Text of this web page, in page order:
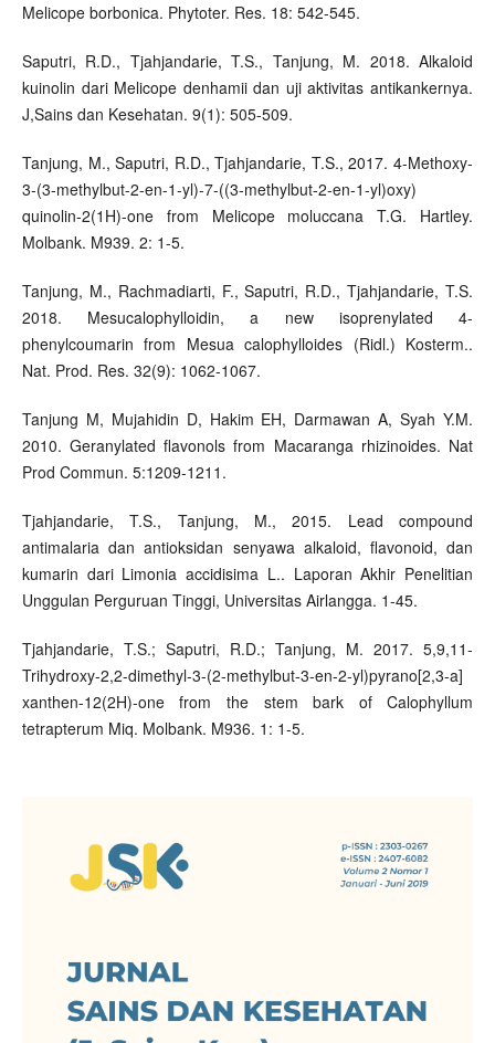
Melicope borbonica. Phytoter. Res. 18: 542-545.
Saputri, R.D., Tjahjandarie, T.S., Tanjung, M. 2018. Alkaloid
kuinolin dari Melicope denhamii dan uji aktivitas antikankernya.
J,Sains dan Kesehatan. 9(1): 505-509.
Tanjung, M., Saputri, R.D., Tjahjandarie, T.S., 2017. 4-Methoxy-
3-(3-methylbut-2-en-1-yl)-7-((3-methylbut-2-en-1-yl)oxy)
quinolin-2(1H)-one from Melicope moluccana T.G. Hartley.
Molbank. M939. 2: 1-5.
Tanjung, M., Rachmadiarti, F., Saputri, R.D., Tjahjandarie, T.S.
2018. Mesucalophylloidin, a new isoprenylated 4-
phenylcoumarin from Mesua calophylloides (Ridl.) Kosterm..
Nat. Prod. Res. 32(9): 1062-1067.
Tanjung M, Mujahidin D, Hakim EH, Darmawan A, Syah Y.M.
2010. Geranylated flavonols from Macaranga rhizinoides. Nat
Prod Commun. 5:1209-1211.
Tjahjandarie, T.S., Tanjung, M., 2015. Lead compound
antimalaria dan antioksidan senyawa alkaloid, flavonoid, dan
kumarin dari Limonia accidisima L.. Laporan Akhir Penelitian
Unggulan Perguruan Tinggi, Universitas Airlangga. 1-45.
Tjahjandarie, T.S.; Saputri, R.D.; Tanjung, M. 2017. 5,9,11-
Trihydroxy-2,2-dimethyl-3-(2-methylbut-3-en-2-yl)pyrano[2,3-a]
xanthen-12(2H)-one from the stem bark of Calophyllum
tetrapterum Miq. Molbank. M936. 1: 1-5.